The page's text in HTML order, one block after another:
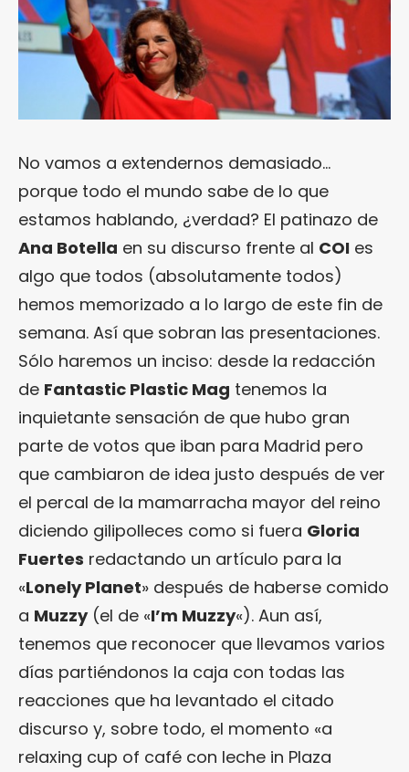
No vamos a extendernos demasiado…
porque todo el mundo sabe de lo que
estamos hablando, ¿verdad? El patinazo de
Ana Botella en su discurso frente al COI es
algo que todos (absolutamente todos)
hemos memorizado a lo largo de este fin de
semana. Así que sobran las presentaciones.
Sólo haremos un inciso: desde la redacción
de Fantastic Plastic Mag tenemos la
inquietante sensación de que hubo gran
parte de votos que iban para Madrid pero
que cambiaron de idea justo después de ver
el percal de la mamarracha mayor del reino
diciendo gilipolleces como si fuera Gloria
Fuertes redactando un artículo para la
«Lonely Planet» después de haberse comido
a Muzzy(el de «I’m Muzzy«). Aun así,
tenemos que reconocer que llevamos varios
días partiéndonos la caja con todas las
reacciones que ha levantado el citado
discurso y, sobre todo, el momento «a
relaxing cup of café con leche in Plaza